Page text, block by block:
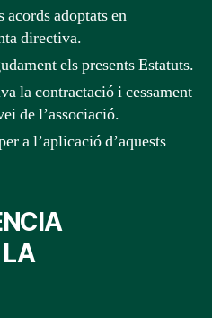
adoptats en
directiva.
els presents Estatuts.
la contractació i cessament
de l’associació.
a l’aplicació d’aquests